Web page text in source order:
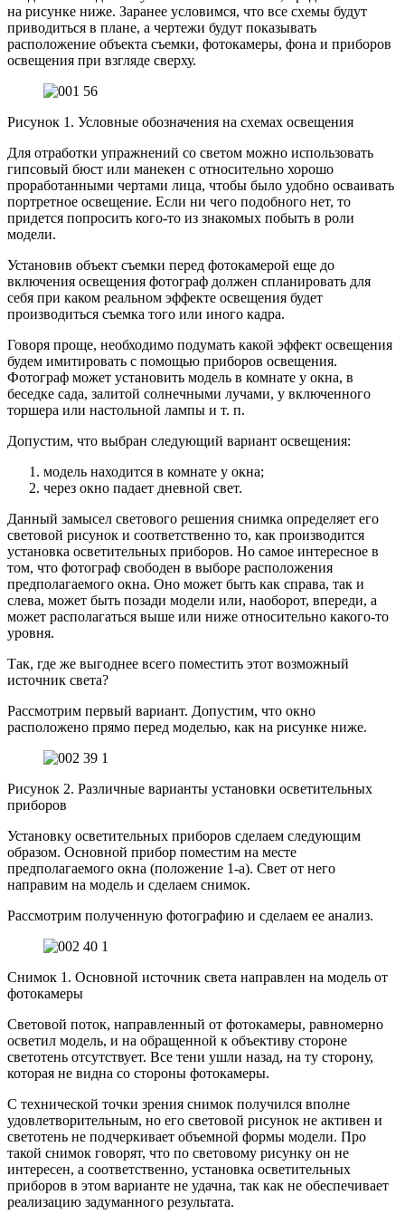
на рисунке ниже. Заранее условимся, что все схемы будут
приводиться в плане, а чертежи будут показывать
расположение объекта съемки, фотокамеры, фона и приборов
освещения при взгляде сверху.
Рисунок 1. Условные обозначения на схемах освещения
Для отработки упражнений со светом можно использовать
гипсовый бюст или манекен с относительно хорошо
проработанными чертами лица, чтобы было удобно осваивать
портретное освещение. Если ни чего подобного нет, то
придется попросить кого-то из знакомых побыть в роли
модели.
Установив объект съемки перед фотокамерой еще до
включения освещения фотограф должен спланировать для
себя при каком реальном эффекте освещения будет
производиться съемка того или иного кадра.
Говоря проще, необходимо подумать какой эффект освещения
будем имитировать с помощью приборов освещения.
Фотограф может установить модель в комнате у окна, в
беседке сада, залитой солнечными лучами, у включенного
торшера или настольной лампы и т. п.
Допустим, что выбран следующий вариант освещения:
модель находится в комнате у окна;
через окно падает дневной свет.
Данный замысел светового решения снимка определяет его
световой рисунок и соответственно то, как производится
установка осветительных приборов. Но самое интересное в
том, что фотограф свободен в выборе расположения
предполагаемого окна. Оно может быть как справа, так и
слева, может быть позади модели или, наоборот, впереди, а
может располагаться выше или ниже относительно какого-то
уровня.
Так, где же выгоднее всего поместить этот возможный
источник света?
Рассмотрим первый вариант. Допустим, что окно
расположено прямо перед моделью, как на рисунке ниже.
Рисунок 2. Различные варианты установки осветительных
приборов
Установку осветительных приборов сделаем следующим
образом. Основной прибор поместим на месте
предполагаемого окна (положение 1-а). Свет от него
направим на модель и сделаем снимок.
Рассмотрим полученную фотографию и сделаем ее анализ.
Снимок 1. Основной источник света направлен на модель от
фотокамеры
Световой поток, направленный от фотокамеры, равномерно
осветил модель, и на обращенной к объективу стороне
светотень отсутствует. Все тени ушли назад, на ту сторону,
которая не видна со стороны фотокамеры.
С технической точки зрения снимок получился вполне
удовлетворительным, но его световой рисунок не активен и
светотень не подчеркивает объемной формы модели. Про
такой снимок говорят, что по световому рисунку он не
интересен, а соответственно, установка осветительных
приборов в этом варианте не удачна, так как не обеспечивает
реализацию задуманного результата.